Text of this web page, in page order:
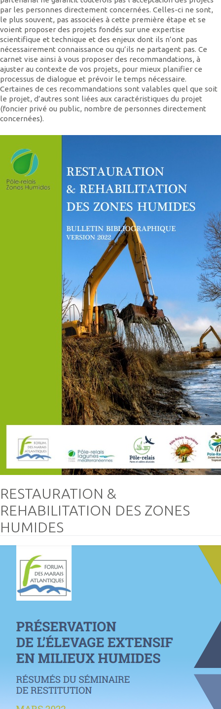
par les personnes directement concernées. Celles-ci ne sont,
le plus souvent, pas associées à cette première étape et se
voient proposer des projets fondés sur une expertise
scientifique et technique et des enjeux dont ils n’ont pas
nécessairement connaissance ou qu’ils ne partagent pas. Ce
carnet vise ainsi à vous proposer des recommandations, à
ajuster au contexte de vos projets, pour mieux planifier ce
processus de dialogue et prévoir le temps nécessaire.
Certaines de ces recommandations sont valables quel que soit
le projet, d’autres sont liées aux caractéristiques du projet
(foncier privé ou public, nombre de personnes directement
concernées).
RESTAURATION &
REHABILITATION DES ZONES
HUMIDES